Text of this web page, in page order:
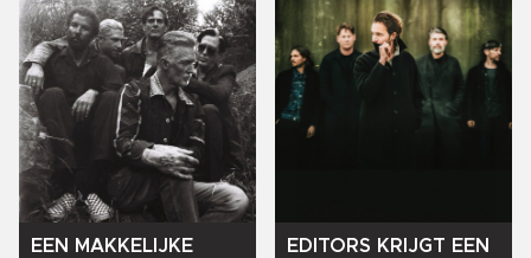
EEN
MAKKELIJKE
EDITORS KRIJGT EEN